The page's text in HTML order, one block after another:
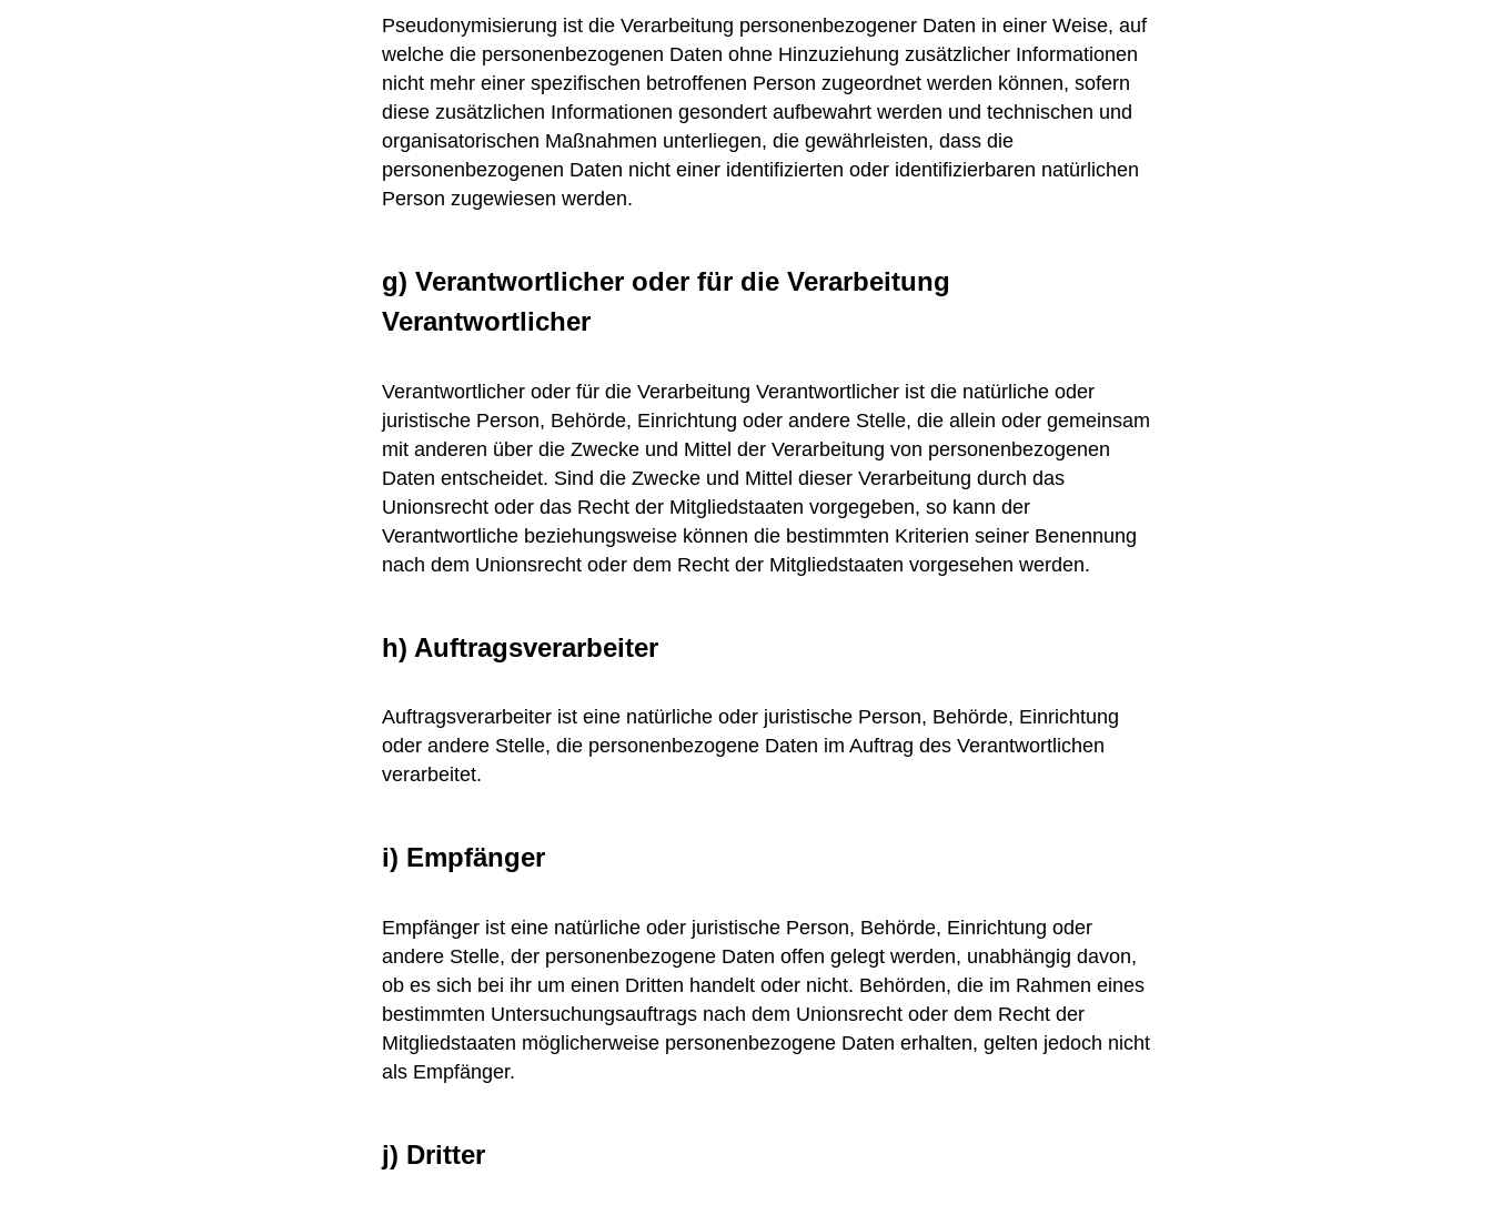
Pseudonymisierung ist die Verarbeitung personenbezogener Daten in einer Weise, auf
welche die personenbezogenen Daten ohne Hinzuziehung zusätzlicher Informationen
nicht mehr einer spezifischen betroffenen Person zugeordnet werden können, sofern
diese zusätzlichen Informationen gesondert aufbewahrt werden und technischen und
organisatorischen Maßnahmen unterliegen, die gewährleisten, dass die
personenbezogenen Daten nicht einer identifizierten oder identifizierbaren natürlichen
Person zugewiesen werden.
g) Verantwortlicher oder für die Verarbeitung
Verantwortlicher
Verantwortlicher oder für die Verarbeitung Verantwortlicher ist die natürliche oder
juristische Person, Behörde, Einrichtung oder andere Stelle, die allein oder gemeinsam
mit anderen über die Zwecke und Mittel der Verarbeitung von personenbezogenen
Daten entscheidet. Sind die Zwecke und Mittel dieser Verarbeitung durch das
Unionsrecht oder das Recht der Mitgliedstaaten vorgegeben, so kann der
Verantwortliche beziehungsweise können die bestimmten Kriterien seiner Benennung
nach dem Unionsrecht oder dem Recht der Mitgliedstaaten vorgesehen werden.
h) Auftragsverarbeiter
Auftragsverarbeiter ist eine natürliche oder juristische Person, Behörde, Einrichtung
oder andere Stelle, die personenbezogene Daten im Auftrag des Verantwortlichen
verarbeitet.
i) Empfänger
Empfänger ist eine natürliche oder juristische Person, Behörde, Einrichtung oder
andere Stelle, der personenbezogene Daten offen gelegt werden, unabhängig davon,
ob es sich bei ihr um einen Dritten handelt oder nicht. Behörden, die im Rahmen eines
bestimmten Untersuchungsauftrags nach dem Unionsrecht oder dem Recht der
Mitgliedstaaten möglicherweise personenbezogene Daten erhalten, gelten jedoch nicht
als Empfänger.
j) Dritter